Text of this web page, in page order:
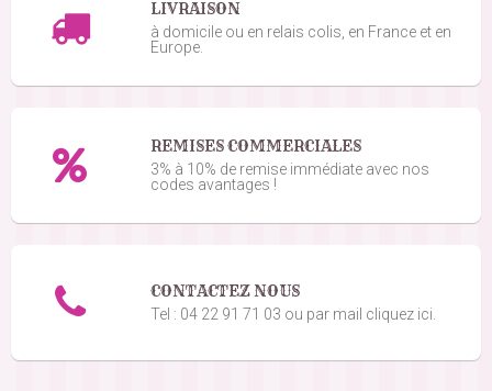
Matis P. le 05/03/2026 suite à une commande du 26/02/2026
LIVRAISON
à domicile ou en relais colis, en France et en
Europe.
REMISES COMMERCIALES
3% à 10% de remise immédiate avec nos
codes avantages !
CONTACTEZ NOUS
Tel : 04 22 91 71 03 ou par mail cliquez ici.